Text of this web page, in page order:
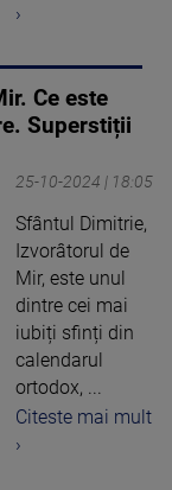
›
Ce este
Superstiții
25-10-2024 | 18:05
Sfântul Dimitrie,
Izvorâtorul de
Mir, este unul
dintre cei mai
iubiți sfinți din
calendarul
ortodox, ...
Citeste mai mult
›